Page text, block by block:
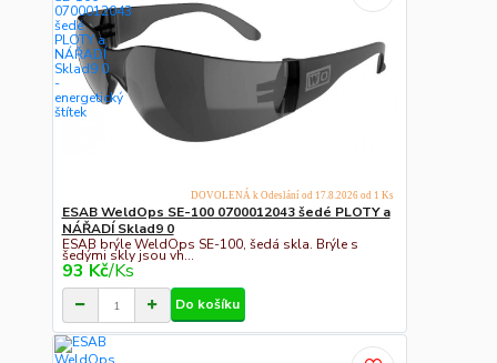
ESAB WeldOps SE-100 0700012043 šedé PLOTY a
NÁŘADÍ Sklad9 0
ESAB brýle WeldOps SE-100, šedá skla. Brýle s
šedými skly jsou vh...
93 Kč/Ks
DOVOLENÁ k Odeslání od 17.8.2026 od 1 Ks
Do košíku